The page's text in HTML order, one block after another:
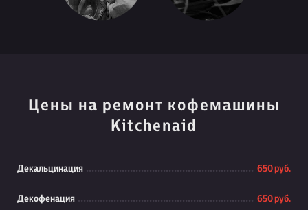
Цены на ремонт кофемашины
Kitchenaid
Декальцинация 650 руб.
Декофенация 650 руб.